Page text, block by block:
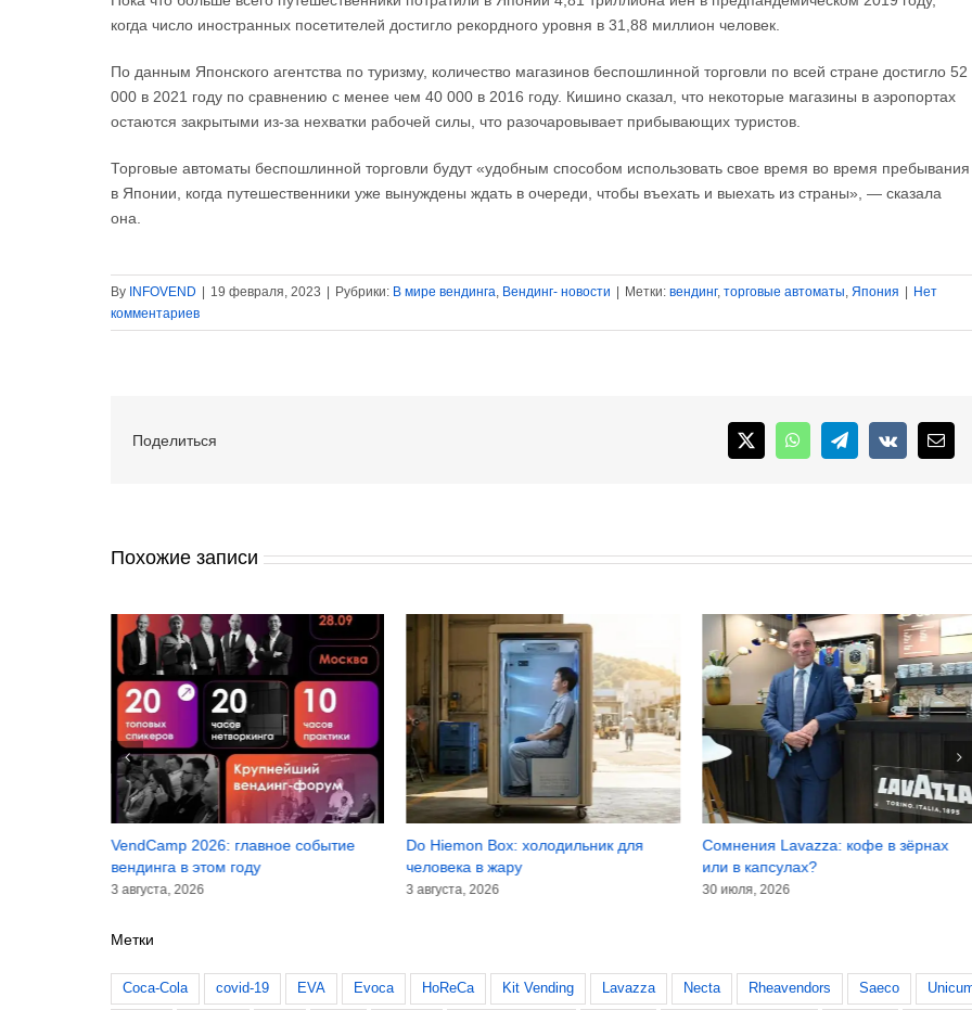
когда число иностранных посетителей достигло рекордного уровня в 31,88 миллион человек.
По данным Японского агентства по туризму, количество магазинов беспошлинной торговли по всей стране достигло 52
000 в 2021 году по сравнению с менее чем 40 000 в 2016 году. Кишино сказал, что некоторые магазины в аэропортах
остаются закрытыми из-за нехватки рабочей силы, что разочаровывает прибывающих туристов.
Торговые автоматы беспошлинной торговли будут «удобным способом использовать свое время во время пребывания
в Японии, когда путешественники уже вынуждены ждать в очереди, чтобы въехать и выехать из страны», — сказала
она.
By INFOVEND 19 февраля, 2023 Рубрики: В мире вендинга, Вендинг- новости Метки: вендинг, торговые автоматы, Япония
Нет
комментариев
Поделиться X WhatsAppTelegram
Vk
Похожие записи
VendCamp 2026: главное событие
вендинга в этом году
Do Hiemon Box: холодильник для
человека в жару
Сомнения Lavazza: кофе в зёрнах
или в капсулах?
FAO: цены
Метки
Coca-Cola covid-19 EVA Evoca HoReCa Kit Vending Lavazza Necta Rheavendors Saeco